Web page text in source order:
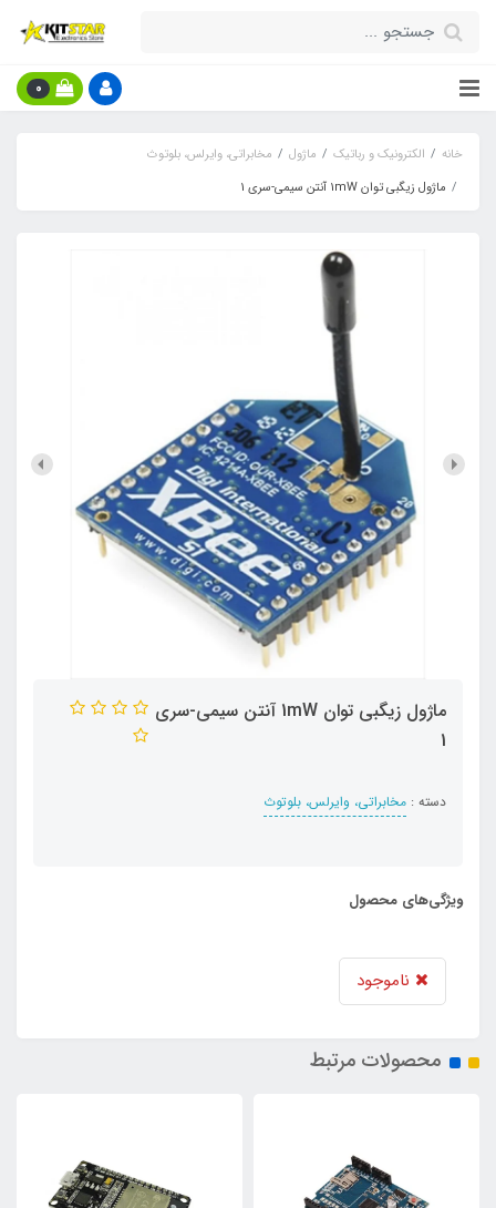
0
خانه الکترونیک و رباتیک ماژول
مخابراتی، وایرلس، بلوتوث
ماژول زيگبی توان 1mW آنتن سيمی-سری 1
ماژول زيگبی توان 1mW آنتن سيمی-سری
1
دسته : مخابراتی، وایرلس، بلوتوث
ویژگی‌های محصول
ناموجود
محصولات مرتبط